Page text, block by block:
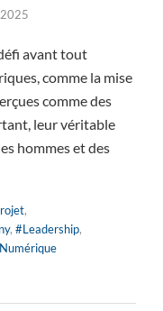
avant tout
comme la mise
comme des
leur véritable
hommes et des
,
, #Leadership,